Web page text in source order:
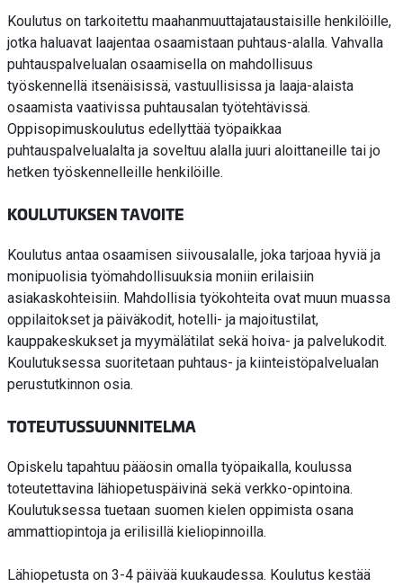
Koulutus on tarkoitettu maahanmuuttajataustaisille henkilöille,
jotka haluavat laajentaa osaamistaan puhtaus-alalla. Vahvalla
puhtauspalvelualan osaamisella on mahdollisuus
työskennellä itsenäisissä, vastuullisissa ja laaja-alaista
osaamista vaativissa puhtausalan työtehtävissä.
Oppisopimuskoulutus edellyttää työpaikkaa
puhtauspalvelualalta ja soveltuu alalla juuri aloittaneille tai jo
hetken työskennelleille henkilöille.
KOULUTUKSEN TAVOITE
Koulutus antaa osaamisen siivousalalle, joka tarjoaa hyviä ja
monipuolisia työmahdollisuuksia moniin erilaisiin
asiakaskohteisiin. Mahdollisia työkohteita ovat muun muassa
oppilaitokset ja päiväkodit, hotelli- ja majoitustilat,
kauppakeskukset ja myymälätilat sekä hoiva- ja palvelukodit.
Koulutuksessa suoritetaan puhtaus- ja kiinteistöpalvelualan
perustutkinnon osia.
TOTEUTUSSUUNNITELMA
Opiskelu tapahtuu pääosin omalla työpaikalla, koulussa
toteutettavina lähiopetuspäivinä sekä verkko-opintoina.
Koulutuksessa tuetaan suomen kielen oppimista osana
ammattiopintoja ja erilisillä kieliopinnoilla.
Lähiopetusta on 3-4 päivää kuukaudessa. Koulutus kestää